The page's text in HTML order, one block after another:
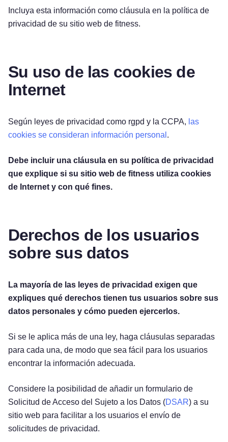
Incluya esta información como cláusula en la política de
privacidad de su sitio web de fitness.
Su uso de las cookies de
Internet
Según leyes de privacidad como rgpd y la CCPA, las
cookies se consideran información personal .
Debe incluir una cláusula en su política de privacidad
que explique si su sitio web de fitness utiliza cookies
de Internet y con qué fines.
Derechos de los usuarios
sobre sus datos
La mayoría de las leyes de privacidad exigen que
expliques qué derechos tienen tus usuarios sobre sus
datos personales y cómo pueden ejercerlos.
Si se le aplica más de una ley, haga cláusulas separadas
para cada una, de modo que sea fácil para los usuarios
encontrar la información adecuada.
Considere la posibilidad de añadir un formulario de
Solicitud de Acceso del Sujeto a los Datos (DSAR) a su
sitio web para facilitar a los usuarios el envío de
solicitudes de privacidad.